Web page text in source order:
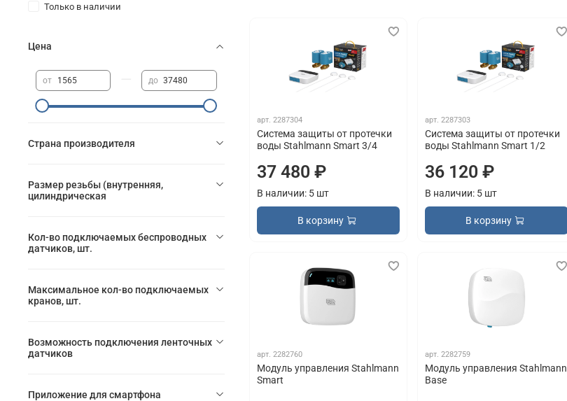
арт. 2287304
Система защиты от протечки
воды Stahlmann Smart 3/4
37 480 ₽
В наличии: 5 шт
В корзину
арт.2287303
Система защиты от протечки
воды Stahlmann Smart 1/2
36 120 ₽
В наличии: 5 шт
В корзину
арт. 2282760
Модуль управления Stahlmann
Smart
арт.2282759
Модуль управления Stahlmann
Base
Только в наличии
Цена
от до
Страна производителя
Размер резьбы (внутренняя,
цилиндрическая
Кол-во подключаемых беспроводных
датчиков, шт.
Максимальное кол-во подключаемых
кранов, шт.
Возможность подключения ленточных
датчиков
Приложение для смартфона